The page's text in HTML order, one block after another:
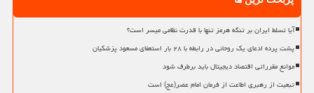
آیا تسلط ایران بر تنگه هرمز تنها با قدرت نظامی میسر است؟
پشت پرده ادعای یک روحانی در رابطه با ۲۸ بار استعفای مسعود پزشکیان
موانع مقرراتی اقتصاد دیجیتال باید برطرف شود
تبعیت از رهبری اطاعت از فرمان امام عصر(عج) است